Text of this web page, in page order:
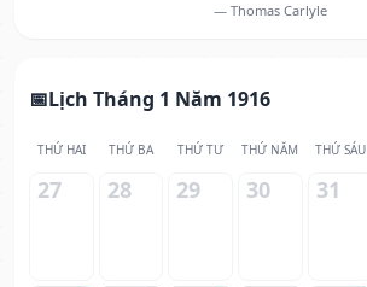
— Thomas Carlyle
Lịch Tháng 1 Năm 1916
THỨ HAI THỨ BA THỨ TƯ THỨ NĂM THỨ SÁU
27 28 29 30 31